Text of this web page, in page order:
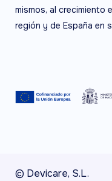
mismos, al crecimiento
región y de España en
© Devicare, S.L.